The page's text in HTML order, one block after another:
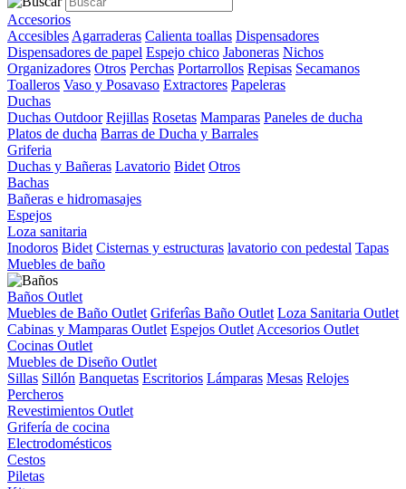
Accesorios
Accesibles Agarraderas Calienta toallas Dispensadores
Dispensadores de papel Espejo chico Jaboneras Nichos
Organizadores Otros Perchas Portarrollos Repisas Secamanos
Toalleros Vaso y Posavaso Extractores Papeleras
Duchas
Duchas Outdoor Rejillas Rosetas Mamparas Paneles de ducha
Platos de ducha Barras de Ducha y Barrales
Griferia
Duchas y Bañeras Lavatorio Bidet Otros
Bachas
Bañeras e hidromasajes
Espejos
Loza sanitaria
Inodoros Bidet Cisternas y estructuras lavatorio con pedestal Tapas
Muebles de baño
Baños Outlet
Muebles de Baño Outlet Griferîas Baño Outlet Loza Sanitaria Outlet
Cabinas y Mamparas Outlet Espejos Outlet Accesorios Outlet
Cocinas Outlet
Muebles de Diseño Outlet
Sillas Sillón Banquetas Escritorios Lámparas Mesas Relojes
Percheros
Revestimientos Outlet
Grifería de cocina
Electrodomésticos
Cestos
Piletas